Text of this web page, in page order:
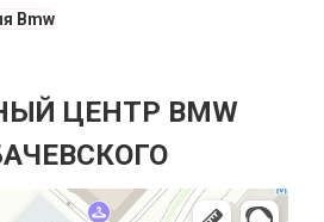
Bmw
ЦЕНТР BMW